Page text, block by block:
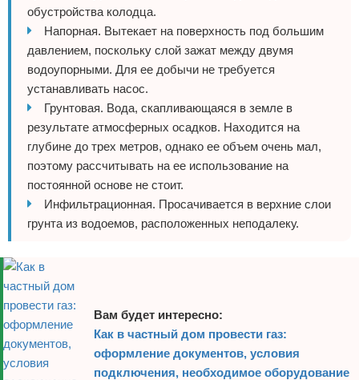
обустройства колодца.
Напорная. Вытекает на поверхность под большим
давлением, поскольку слой зажат между двумя
водоупорными. Для ее добычи не требуется
устанавливать насос.
Грунтовая. Вода, скапливающаяся в земле в
результате атмосферных осадков. Находится на
глубине до трех метров, однако ее объем очень мал,
поэтому рассчитывать на ее использование на
постоянной основе не стоит.
Инфильтрационная. Просачивается в верхние слои
грунта из водоемов, расположенных неподалеку.
Вам будет интересно:
Как в частный дом провести газ:
оформление документов, условия
подключения, необходимое оборудование